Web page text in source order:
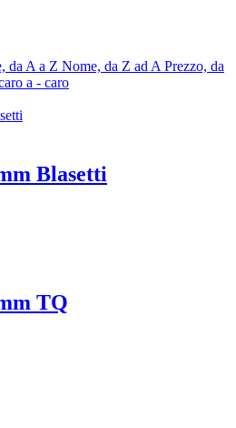
da A a Z Nome, da Z ad APrezzo, da
a - caro
Blasetti
TQ